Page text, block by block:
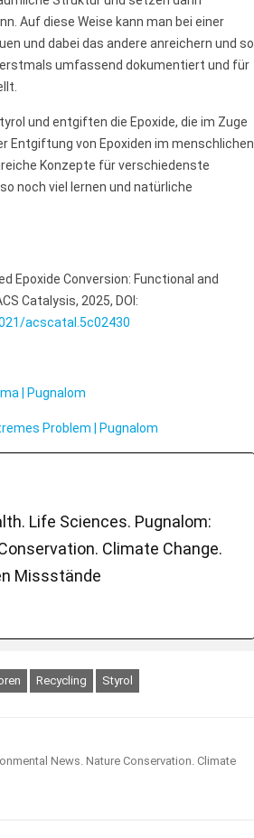
Auf diese Weise kann man bei einer
und dabei das andere anreichern und so
umfassend dokumentiert und für
und entgiften die Epoxide, die im Zuge
Entgiftung von Epoxiden im menschlichen
Konzepte für verschiedenste
noch viel lernen und natürliche
Epoxide Conversion: Functional and
Catalysis, 2025, DOI:
acscatal.5c02430
| Pugnalom
Problem | Pugnalom
Life Sciences. Pugnalom:
Climate Change.
Missstände
Recycling Styrol
News. Nature Conservation. Climate